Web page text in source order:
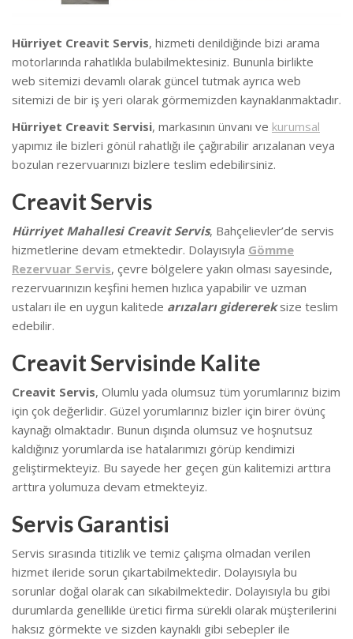
Hürriyet Creavit Servis, hizmeti denildiğinde bizi arama
motorlarında rahatlıkla bulabilmektesiniz. Bununla birlikte
web sitemizi devamlı olarak güncel tutmak ayrıca web
sitemizi de bir iş yeri olarak görmemizden kaynaklanmaktadır.
Hürriyet Creavit Servisi, markasının ünvanı ve kurumsal
yapımız ile bizleri gönül rahatlığı ile çağırabilir arızalanan veya
bozulan rezervuarınızı bizlere teslim edebilirsiniz.
Creavit Servis
Hürriyet Mahallesi Creavit Servis, Bahçelievler’de servis
hizmetlerine devam etmektedir. Dolayısıyla Gömme
Rezervuar Servis, çevre bölgelere yakın olması sayesinde,
rezervuarınızın keşfini hemen hızlıca yapabilir ve uzman
ustaları ile en uygun kalitede arızaları giderereksize teslim
edebilir.
Creavit Servisinde Kalite
Creavit Servis, Olumlu yada olumsuz tüm yorumlarınız bizim
için çok değerlidir. Güzel yorumlarınız bizler için birer övünç
kaynağı olmaktadır. Bunun dışında olumsuz ve hoşnutsuz
kaldığınız yorumlarda ise hatalarımızı görüp kendimizi
geliştirmekteyiz. Bu sayede her geçen gün kalitemizi arttıra
arttıra yolumuza devam etmekteyiz.
Servis Garantisi
Servis sırasında titizlik ve temiz çalışma olmadan verilen
hizmet ileride sorun çıkartabilmektedir. Dolayısıyla bu
sorunlar doğal olarak can sıkabilmektedir. Dolayısıyla bu gibi
durumlarda genellikle üretici firma sürekli olarak müşterilerini
haksız görmekte ve sizden kaynaklı gibi sebepler ile